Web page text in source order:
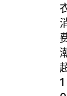
1